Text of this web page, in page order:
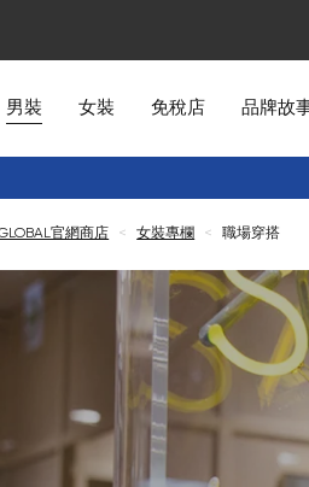
男裝 女裝 免稅店 品牌故
官網商店 < 女裝專欄 < 職場穿搭